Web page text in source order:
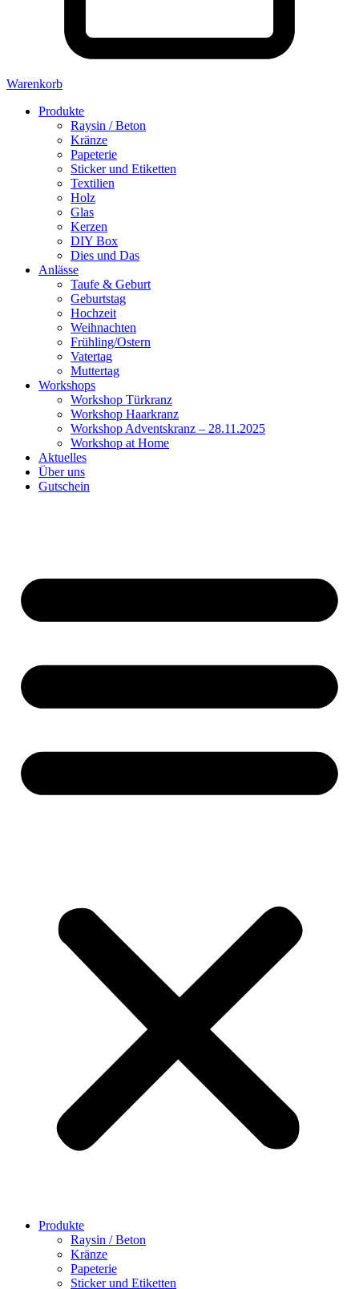
Warenkorb
Produkte
Raysin / Beton
Kränze
Papeterie
Sticker und Etiketten
Textilien
Holz
Glas
Kerzen
DIY Box
Dies und Das
Anlässe
Taufe & Geburt
Geburtstag
Hochzeit
Weihnachten
Frühling/Ostern
Vatertag
Muttertag
Workshops
Workshop Türkranz
Workshop Haarkranz
Workshop Adventskranz – 28.11.2025
Workshop at Home
Aktuelles
Über uns
Gutschein
Produkte
Raysin / Beton
Kränze
Papeterie
Sticker und Etiketten